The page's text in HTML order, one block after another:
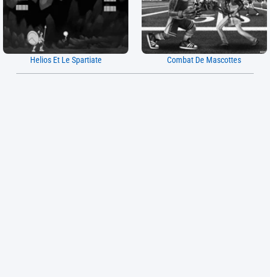
Helios Et Le Spartiate Combat De Mascottes